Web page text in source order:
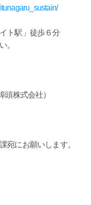
駅」徒歩６分
。
株式会社）
にお願いします。